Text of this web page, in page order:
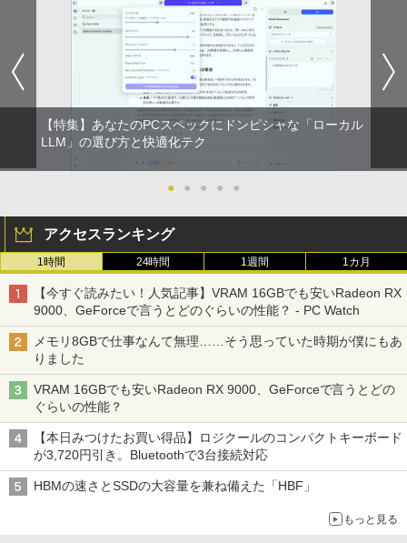
「3500U/4300Uより速い」 NiPoGi ミニ
pc Ryzen Embedded R2544初登場 8G
B+256GB 4TB拡張可 mini pc Windows
11 Pro 動作より高速 4K×3画面出力 ミニ
パソコン HDMI2.0+DP1.4 静音性 小型pc
豊富な端子Type-C USB3.2 有線LAN WI
FI5/BT4.2 省電力 オフィス/学習向け P2
￥33,800
3070 Micro 第9世代 Core i5 Windows1
1 Pro メモリ 8GB/16GB SSD 256GB/51
2GB USB無線LANアダプター付属 HDMI
DisplayPort WPS Office付き デスクト
コンパクト デスクトップPC
￥35,000
超得2,500円OFF&P2倍｜Windows11正
第8世代｜HP 中古デスクトップパソコン
Windows11 office付き｜メモリ8GB SS
D256GB HDD500GB｜ デスクトップ Mi
crosoft office 第8世代以降｜セット購入
可能｜デスクトップ 中古｜中古PC
【中古良品】【安心保証】Princeton 21.
5型ワイドカラー液晶ディスプレイ PTF
WDE-22W / PTFBDE-22W ブラック/ ホ
ワイト色 スピーカー搭載 プリンストン
￥4,050
ター 14インチ フルHD IPSパネル 非光沢
タッチ式/非タッチ式選択可能 Type-C対
サブディスプレイ デュアルモニター テレ
ワーク ミニPC対応 EVICIV
￥11,999
3
【期間限定5%OFFクーポン 8/12 10時ま
で】 モニター 27インチ 100Hz FHD VA
ノングレアタイプ 壁掛け対応 省スペース
角度調整 高視野角 178° Adaptive-Sync
￥13,980
モニター 21.5インチ/23.8インチ/27イン
チ フルhd 高画質 100Hz VA ノングレア
ちいかわ なんか小さくてかわいいやつ
（7）なんか飛び出ていろいろ貼れるフォ
トアルバム付き特装版 （講談社キャラク
ターズA） [ ナガノ ]
￥3,630
イティブ英語書き写し [ ブレット・リン
ゼイ ]
￥1,980
楽譜 【取寄品】UN275 輸入 フラッシン
グ・ウィンズ【メール便不可商品】【沖
縄・離島以外送料無料】
￥30,030
ー＞ [雑誌]
￥1,689
【特集】あなたのPCスペックにドンピシャな「ローカル
LLM」の選び方と快適化テク
● ● ● ● ●
アクセスランキング
1時間 24時間 1週間 1カ月
【今すぐ読みたい！人気記事】VRAM 16GBでも安いRadeon RX
9000、GeForceで言うとどのぐらいの性能？ - PC Watch
メモリ8GBで仕事なんて無理……そう思っていた時期が僕にもあ
りました
VRAM 16GBでも安いRadeon RX 9000、GeForceで言うとどの
ぐらいの性能？
【本日みつけたお買い得品】ロジクールのコンパクトキーボード
が3,720円引き。Bluetoothで3台接続対応
HBMの速さとSSDの大容量を兼ね備えた「HBF」
もっと見る